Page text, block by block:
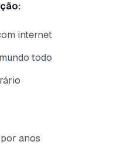
internet
todo
anos